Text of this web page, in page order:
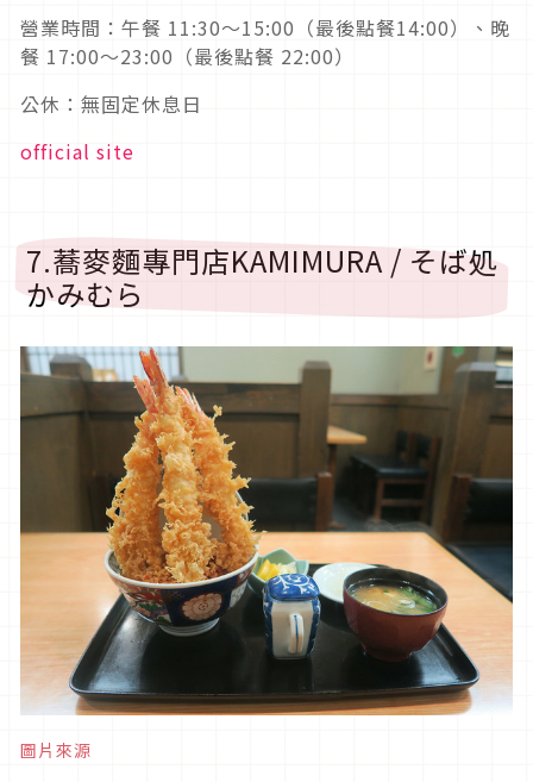
營業時間：午餐 11:30～15:00（最後點餐14:00）、晚
餐 17:00～23:00（最後點餐 22:00）
公休：無固定休息日
official site
7.蕎麥麵專門店KAMIMURA / そば処
かみむら
圖片來源